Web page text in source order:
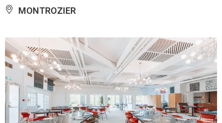
MONTROZIER